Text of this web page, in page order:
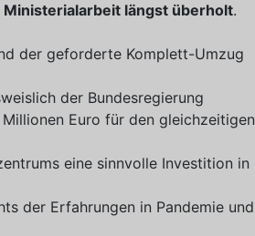
längst überholt.
der geforderte Komplett-Umzug
der Bundesregierung
Euro für den gleichzeitigen
eine sinnvolle Investition in
der Erfahrungen in Pandemie und